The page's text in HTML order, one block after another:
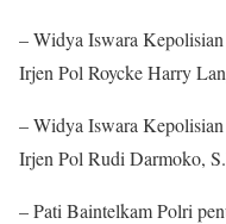
– Widya Iswara
Irjen Pol Roycke Harry
– Widya Iswara
Irjen Pol Rudi Darmoko,
– Pati Baintelkam Polri